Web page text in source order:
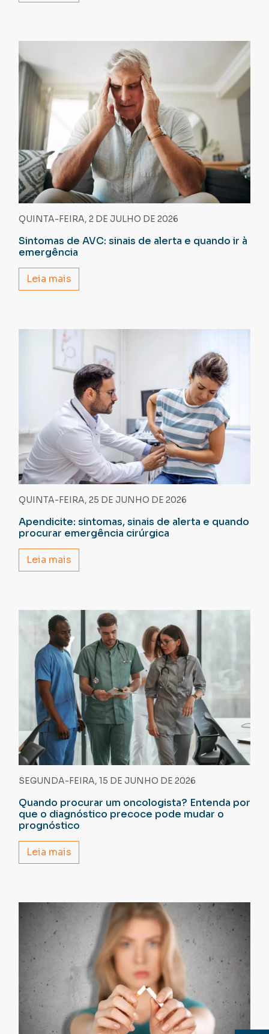
QUINTA-FEIRA, 2 DE JULHO DE 2026
Sintomas de AVC: sinais de alerta e quando ir à
emergência
Leia mais
QUINTA-FEIRA, 25 DE JUNHO DE 2026
Apendicite: sintomas, sinais de alerta e quando
procurar emergência cirúrgica
Leia mais
SEGUNDA-FEIRA, 15 DE JUNHO DE 2026
Quando procurar um oncologista? Entenda por
que o diagnóstico precoce pode mudar o
prognóstico
Leia mais